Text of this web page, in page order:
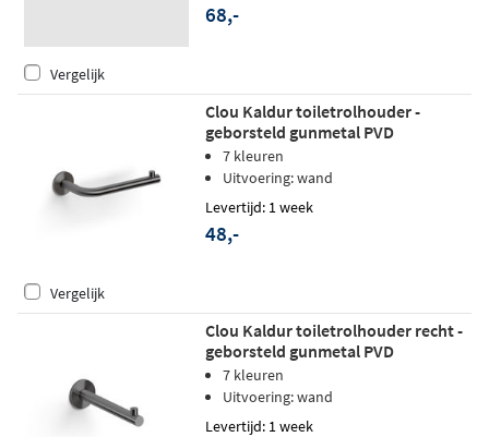
68,-
Vergelijk
Clou Kaldur toiletrolhouder -
geborsteld gunmetal PVD
7 kleuren
Uitvoering: wand
Levertijd: 1 week
48,-
Vergelijk
Clou Kaldur toiletrolhouder recht -
geborsteld gunmetal PVD
7 kleuren
Uitvoering: wand
Levertijd: 1 week